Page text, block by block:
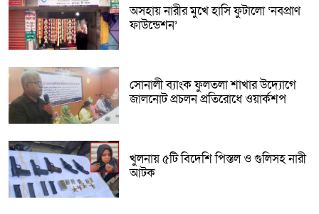
অসহায় নারীর মুখে হাসি ফুটালো ‘নবপ্রাণ
ফাউন্ডেশন’
সোনালী ব্যাংক ফুলতলা শাখার উদ্যোগে
জালনোট প্রচলন প্রতিরোধে ওয়ার্কশপ
খুলনায় ৫টি বিদেশি পিস্তল ও গুলিসহ নারী
আটক